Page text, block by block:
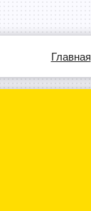
Главная